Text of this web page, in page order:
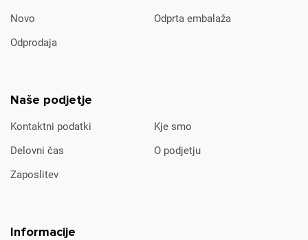
Novo
Odprta embalaža
Odprodaja
Naše podjetje
Kontaktni podatki
Kje smo
Delovni čas
O podjetju
Zaposlitev
Informacije